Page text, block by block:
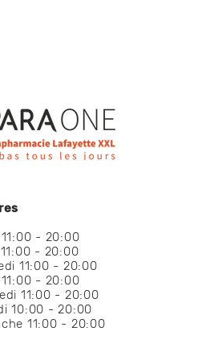
- 20:00
- 20:00
11:00 - 20:00
- 20:00
11:00 - 20:00
10:00 - 20:00
11:00 - 20:00